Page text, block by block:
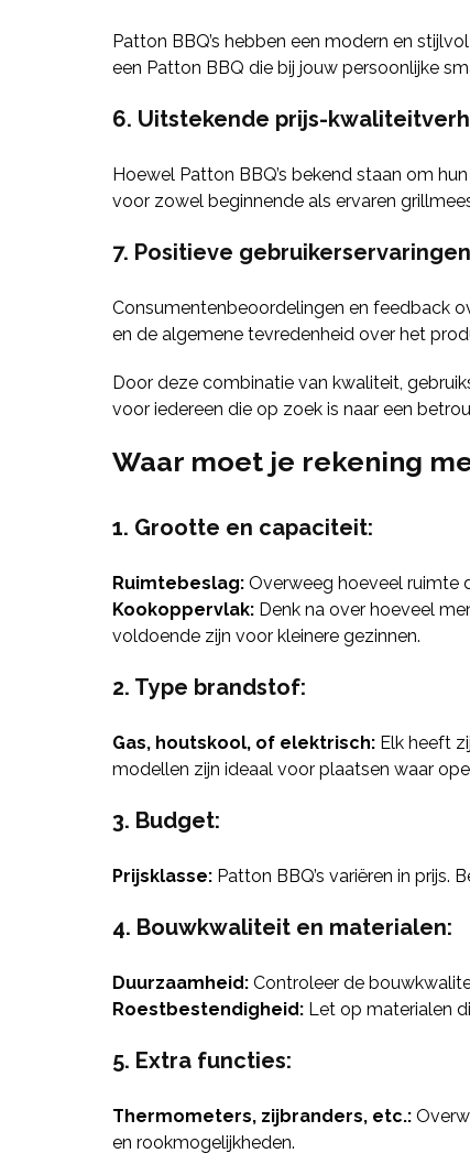
Patton BBQ’s hebben een modern en
een Patton BBQ die bij jouw persoonlijke
6. Uitstekende prijs-
Hoewel Patton BBQ’s bekend staan om
voor zowel beginnende als ervaren
7. Positieve
Consumentenbeoordelingen en feedback
en de algemene tevredenheid over het
Door deze combinatie van kwaliteit,
voor iedereen die op zoek is naar een
Waar moet je rekening
1. Grootte en capaciteit:
Ruimtebeslag: Overweeg hoeveel ruimte
Kookoppervlak: Denk na over hoeveel
voldoende zijn voor kleinere gezinnen.
2. Type brandstof:
Gas, houtskool, of elektrisch: Elk heeft
modellen zijn ideaal voor plaatsen waar
3. Budget:
Prijsklasse: Patton BBQ’s variëren in prijs.
4. Bouwkwaliteit en materialen:
Duurzaamheid: Controleer de
Roestbestendigheid: Let op materialen
5. Extra functies:
Thermometers, zijbranders, etc.:
en rookmogelijkheden.